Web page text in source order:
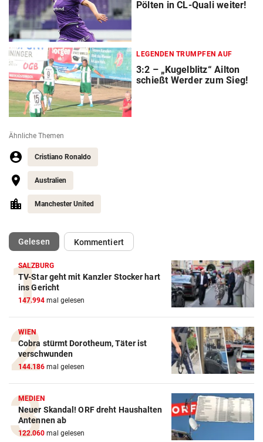
Pölten in CL-Quali weiter!
LEGENDEN TRUMPFEN AUF
3:2 – „Kugelblitz“ Ailton
schießt Werder zum Sieg!
Ähnliche Themen
Cristiano Ronaldo
Australien
Manchester United
Gelesen(ausgewählt)Kommentiert
SALZBURG
TV-Star geht mit Kanzler Stocker hart
ins Gericht
147.994 mal gelesen
WIEN
Cobra stürmt Dorotheum, Täter ist
verschwunden
144.186 mal gelesen
MEDIEN
Neuer Skandal! ORF dreht Haushalten
Antennen ab
122.060 mal gelesen
Action-Cam Vergleich
ZUM VERGLEICH
Crosstrainer Vergleich
ZUM VERGLEICH
E-Bike Vergleich
ZUM VERGLEICH
Elektro-Scooter Vergleich
ZUM VERGLEICH